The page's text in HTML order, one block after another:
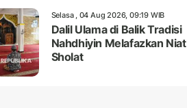
Selasa , 04 Aug 2026, 09:19 WIB
Dalil Ulama di Balik Tradisi
Nahdhiyin Melafazkan Niat
Sholat